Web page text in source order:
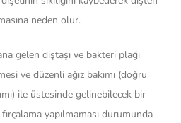
neden olur.
gelen diştaşı ve bakteri plağı
ve düzenli ağız bakımı (doğru
ile üstesinde gelinebilecek bir
yapılmaması durumunda